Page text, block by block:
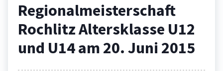
Regionalmeisterschaft
Rochlitz Altersklasse U12
und U14 am 20. Juni 2015